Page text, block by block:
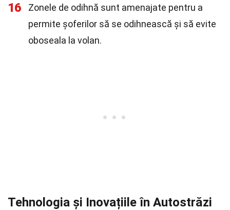
16
Zonele de odihnă sunt amenajate pentru a
permite șoferilor să se odihnească și să evite
oboseala la volan.
Tehnologia și Inovațiile în Autostrăzi